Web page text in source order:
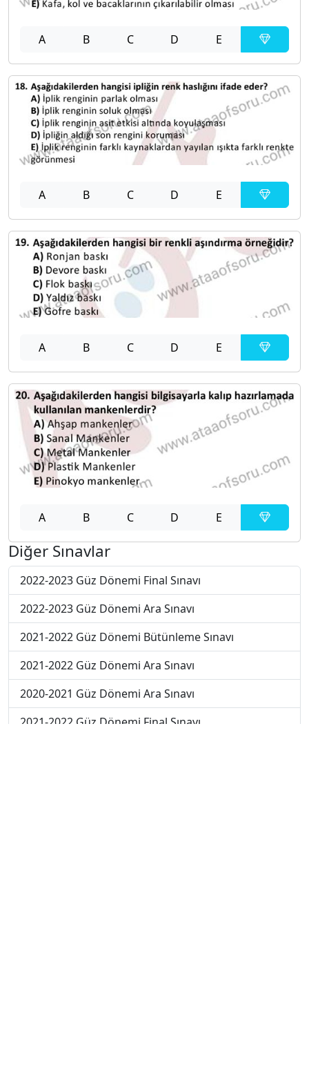
A B C D E
A B C D E
A B C D E
A B C D E
Diğer Sınavlar
2022-2023 Güz Dönemi Final Sınavı
2022-2023 Güz Dönemi Ara Sınavı
2021-2022 Güz Dönemi Bütünleme Sınavı
2021-2022 Güz Dönemi Ara Sınavı
2020-2021 Güz Dönemi Ara Sınavı
2021-2022 Güz Dönemi Final Sınavı